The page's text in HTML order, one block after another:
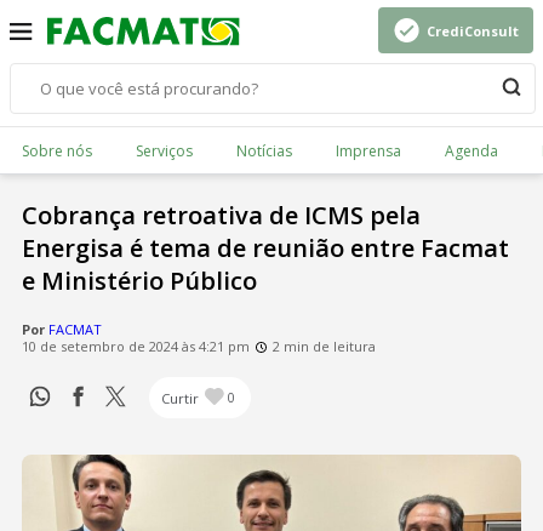
CrediConsult
Sobre nós Serviços Notícias Imprensa Agenda
Cobrança retroativa de ICMS pela
Energisa é tema de reunião entre Facmat
e Ministério Público
Por FACMAT
10 de setembro de 2024 às 4:21 pm
2 min de leitura
Curtir 0